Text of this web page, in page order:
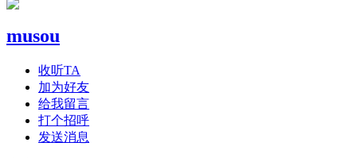
musou
收听TA
加为好友
给我留言
打个招呼
发送消息